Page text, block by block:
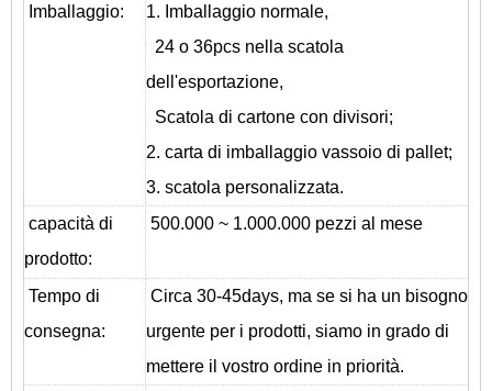
Imballaggio:
1. Imballaggio normale,
24 o 36pcs nella scatola
dell'esportazione,
Scatola di cartone con divisori;
2. carta di imballaggio vassoio di pallet;
3. scatola personalizzata.
capacità di
prodotto:
500.000 ~ 1.000.000 pezzi al mese
Tempo di
consegna:
Circa 30-45days, ma se si ha un bisogno
urgente per i prodotti, siamo in grado di
mettere il vostro ordine in priorità.